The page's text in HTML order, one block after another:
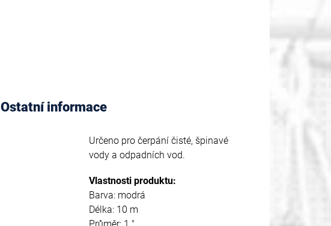
Ostatní informace
Určeno pro čerpání čisté, špinavé
vody a odpadních vod.
Vlastnosti produktu:
Barva: modrá
Délka: 10 m